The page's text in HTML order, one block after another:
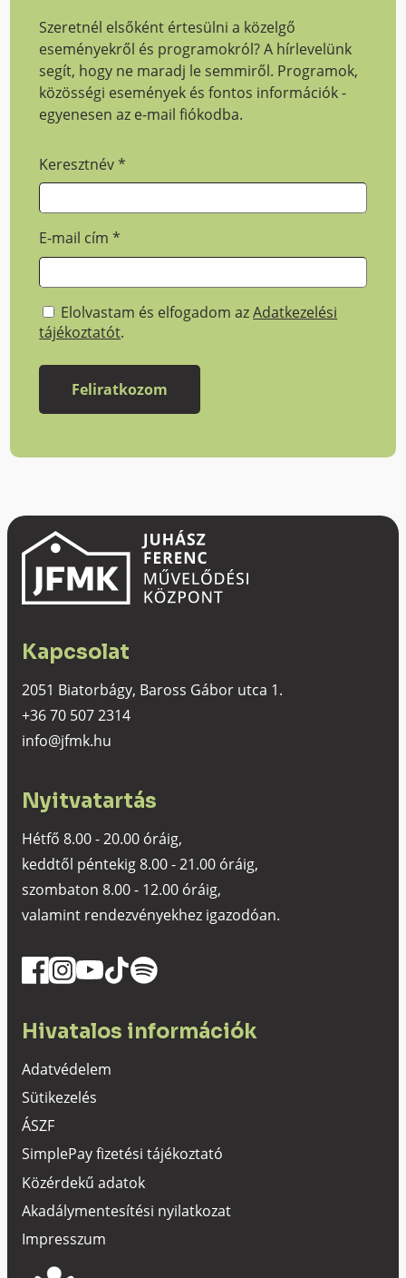
Szeretnél elsőként értesülni a közelgő
eseményekről és programokról? A hírlevelünk
segít, hogy ne maradj le semmiről. Programok,
közösségi események és fontos információk -
egyenesen az e-mail fiókodba.
Keresztnév*
E-mail cím*
Elolvastam és elfogadom azAdatkezelési
tájékoztatót.
Kapcsolat
2051 Biatorbágy, Baross Gábor utca 1.
+36 70 507 2314
info@jfmk.hu
Nyitvatartás
Hétfő 8.00 - 20.00 óráig,
keddtől péntekig 8.00 - 21.00 óráig,
szombaton 8.00 - 12.00 óráig,
valamint rendezvényekhez igazodóan.
Hivatalos információk
Adatvédelem
Sütikezelés
ÁSZF
SimplePay fizetési tájékoztató
Közérdekű adatok
Akadálymentesítési nyilatkozat
Impresszum